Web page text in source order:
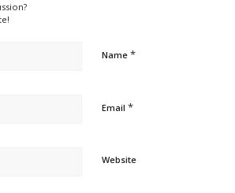
Name *
Email *
Website